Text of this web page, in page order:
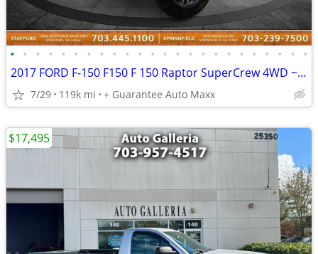
• • • • • • • • • • • • • • • • • • • • • • • •
2017 FORD F-150 F150 F 150 Raptor SuperCrew 4WD ~ WE FINANCE BAD CREDIT
7/29 119k mi + Guarantee Auto Maxx
$17,495